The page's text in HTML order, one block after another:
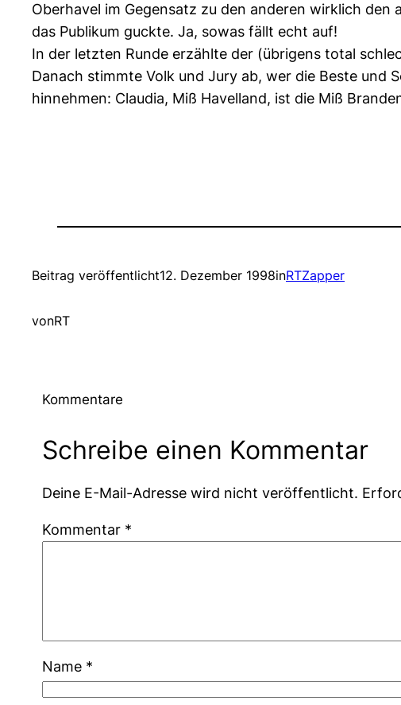
Oberhavel im Gegensatz zu den anderen wirklich
das Publikum guckte. Ja, sowas fällt echt auf!
In der letzten Runde erzählte der (übrigens total
Danach stimmte Volk und Jury ab, wer die Beste und
hinnehmen: Claudia, Miß Havelland, ist die Miß
Beitrag veröffentlicht12. Dezember 1998inRTZapper
vonRT
Kommentare
Schreibe einen Kommentar
Deine E-Mail-Adresse wird nicht veröffentlicht.
Kommentar *
Name *